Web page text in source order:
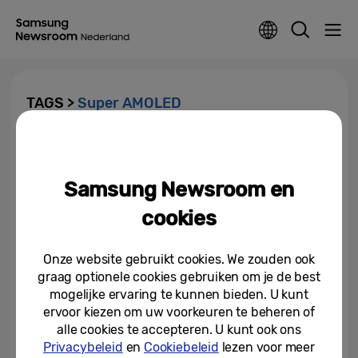
TAGS > Super AMOLED
14-11-2018
Samsung Newsroom en
cookies
Onze website gebruikt cookies. We zouden ook
graag optionele cookies gebruiken om je de best
mogelijke ervaring te kunnen bieden. U kunt
ervoor kiezen om uw voorkeuren te beheren of
alle cookies te accepteren. U kunt ook ons
Privacybeleid en Cookiebeleid lezen voor meer